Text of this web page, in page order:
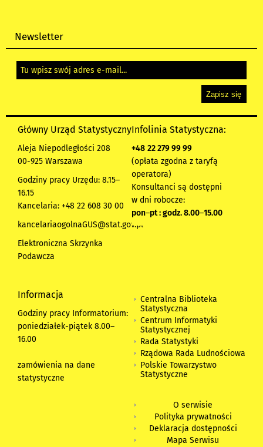
Newsletter
Główny Urząd Statystyczny
Aleja Niepodległości 208
00-925 Warszawa
Godziny pracy Urzędu: 8.15–
16.15
Kancelaria: +48 22 608 30 00
kancelariaogolnaGUS@stat.gov.pl
Elektroniczna Skrzynka
Podawcza
Infolinia Statystyczna:
+48 22 279 99 99
(opłata zgodna z taryfą
operatora)
Konsultanci są dostępni
w dni robocze:
pon–pt : godz. 8.00–15.00
Informacja
Godziny pracy Informatorium:
poniedziałek-piątek 8.00–
16.00
zamówienia na dane
statystyczne
Centralna Biblioteka
Statystyczna
Centrum Informatyki
Statystycznej
Rada Statystyki
Rządowa Rada Ludnościowa
Polskie Towarzystwo
Statystyczne
O serwisie
Polityka prywatności
Deklaracja dostępności
Mapa Serwisu